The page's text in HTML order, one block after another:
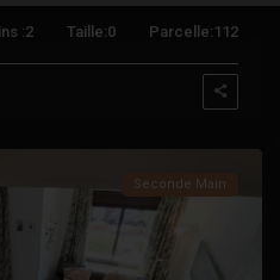
:2 Taille:0 Parcelle: 112
Seconde Main